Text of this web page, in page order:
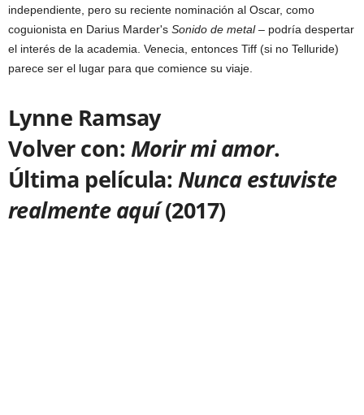
independiente, pero su reciente nominación al Oscar, como
coguionista en Darius Marder's Sonido de metal– podría despertar
el interés de la academia. Venecia, entonces Tiff (si no Telluride)
parece ser el lugar para que comience su viaje.
Lynne Ramsay
Volver con:Morir mi amor.
Última película:Nunca estuviste
realmente aquí(2017)